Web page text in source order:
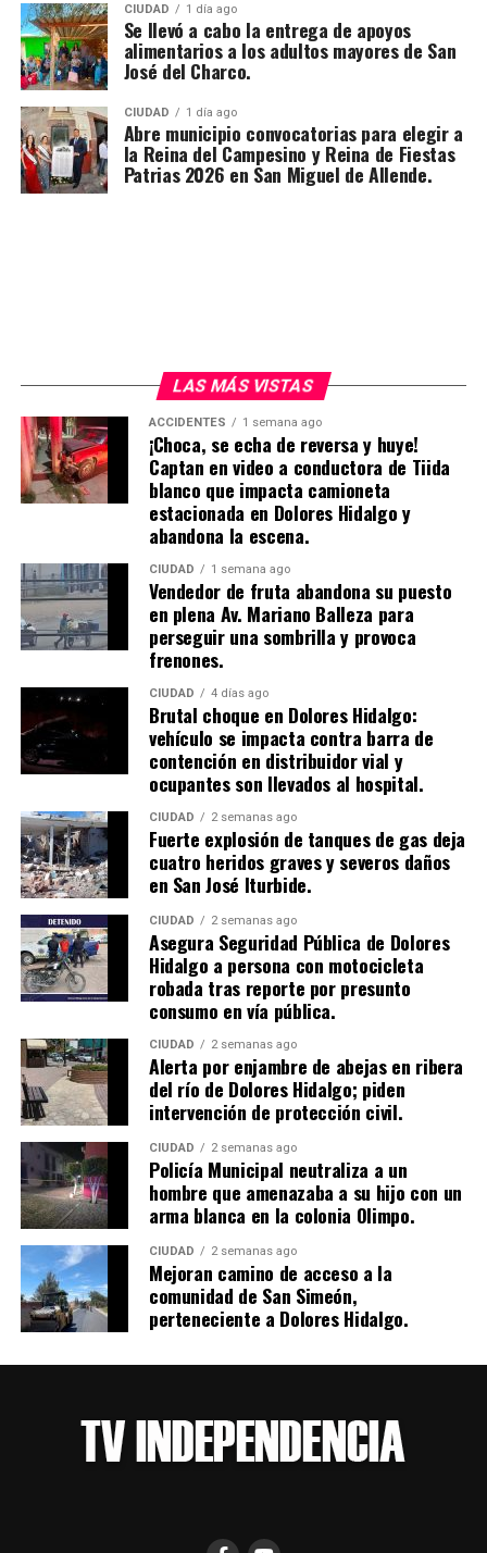
CIUDAD 1 día ago
Se llevó a cabo la entrega de apoyos
alimentarios a los adultos mayores de San
José del Charco.
CIUDAD 1 día ago
Abre municipio convocatorias para elegir a
la Reina del Campesino y Reina de Fiestas
Patrias 2026 en San Miguel de Allende.
LAS MÁS VISTAS
ACCIDENTES 1 semana ago
¡Choca, se echa de reversa y huye!
Captan en video a conductora de Tiida
blanco que impacta camioneta
estacionada en Dolores Hidalgo y
abandona la escena.
CIUDAD 1 semana ago
Vendedor de fruta abandona su puesto
en plena Av. Mariano Balleza para
perseguir una sombrilla y provoca
frenones.
CIUDAD 4 días ago
Brutal choque en Dolores Hidalgo:
vehículo se impacta contra barra de
contención en distribuidor vial y
ocupantes son llevados al hospital.
CIUDAD 2 semanas ago
​Fuerte explosión de tanques de gas deja
cuatro heridos graves y severos daños
en San José Iturbide.
CIUDAD 2 semanas ago
Asegura Seguridad Pública de Dolores
Hidalgo a persona con motocicleta
robada tras reporte por presunto
consumo en vía pública.
CIUDAD 2 semanas ago
Alerta por enjambre de abejas en ribera
del río de Dolores Hidalgo; piden
intervención de protección civil.
CIUDAD 2 semanas ago
Policía Municipal neutraliza a un
hombre que amenazaba a su hijo con un
arma blanca en la colonia Olimpo.
CIUDAD 2 semanas ago
Mejoran camino de acceso a la
comunidad de San Simeón,
perteneciente a Dolores Hidalgo.